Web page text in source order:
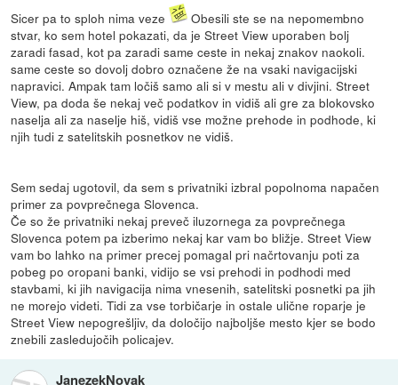
Sicer pa to sploh nima veze
Obesili ste se na nepomembno
stvar, ko sem hotel pokazati, da je Street View uporaben bolj
zaradi fasad, kot pa zaradi same ceste in nekaj znakov naokoli.
same ceste so dovolj dobro označene že na vsaki navigacijski
napravici. Ampak tam ločiš samo ali si v mestu ali v divjini. Street
View, pa doda še nekaj več podatkov in vidiš ali gre za blokovsko
naselja ali za naselje hiš, vidiš vse možne prehode in podhode, ki
njih tudi z satelitskih posnetkov ne vidiš.
Sem sedaj ugotovil, da sem s privatniki izbral popolnoma napačen
primer za povprečnega Slovenca.
Če so že privatniki nekaj preveč iluzornega za povprečnega
Slovenca potem pa izberimo nekaj kar vam bo bližje. Street View
vam bo lahko na primer precej pomagal pri načrtovanju poti za
pobeg po oropani banki, vidijo se vsi prehodi in podhodi med
stavbami, ki jih navigacija nima vnesenih, satelitski posnetki pa jih
ne morejo videti. Tidi za vse torbičarje in ostale ulične roparje je
Street View nepogrešljiv, da določijo najboljše mesto kjer se bodo
znebili zasledujočih policajev.
JanezekNovak